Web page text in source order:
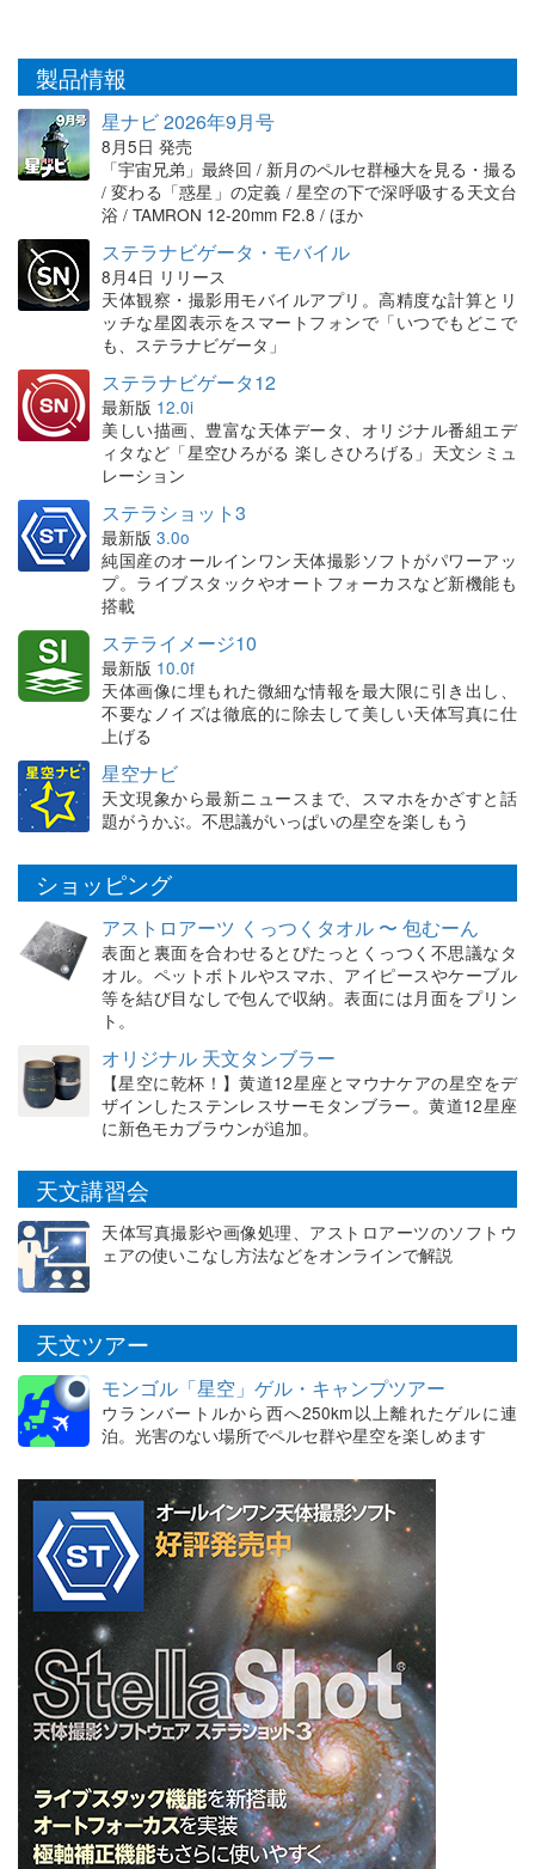
製品情報
星ナビ 2026年9月号
8月5日 発売
「宇宙兄弟」最終回 / 新月のペルセ群極大を見る・撮る
/ 変わる「惑星」の定義 / 星空の下で深呼吸する天文台
浴 / TAMRON 12-20mm F2.8 / ほか
ステラナビゲータ・モバイル
8月4日 リリース
天体観察・撮影用モバイルアプリ。高精度な計算とリ
ッチな星図表示をスマートフォンで「いつでもどこで
も、ステラナビゲータ」
ステラナビゲータ12
最新版 12.0i
美しい描画、豊富な天体データ、オリジナル番組エデ
ィタなど「星空ひろがる 楽しさひろげる」天文シミュ
レーション
ステラショット3
最新版 3.0o
純国産のオールインワン天体撮影ソフトがパワーアッ
プ。ライブスタックやオートフォーカスなど新機能も
搭載
ステライメージ10
最新版 10.0f
天体画像に埋もれた微細な情報を最大限に引き出し、
不要なノイズは徹底的に除去して美しい天体写真に仕
上げる
星空ナビ
天文現象から最新ニュースまで、スマホをかざすと話
題がうかぶ。不思議がいっぱいの星空を楽しもう
ショッピング
アストロアーツ くっつくタオル 〜 包むーん
表面と裏面を合わせるとぴたっとくっつく不思議なタ
オル。ペットボトルやスマホ、アイピースやケーブル
等を結び目なしで包んで収納。表面には月面をプリン
ト。
オリジナル 天文タンブラー
【星空に乾杯！】黄道12星座とマウナケアの星空をデ
ザインしたステンレスサーモタンブラー。黄道12星座
に新色モカブラウンが追加。
天文講習会
天体写真撮影や画像処理、アストロアーツのソフトウ
ェアの使いこなし方法などをオンラインで解説
天文ツアー
モンゴル「星空」ゲル・キャンプツアー
ウランバートルから西へ250km以上離れたゲルに連
泊。光害のない場所でペルセ群や星空を楽しめます